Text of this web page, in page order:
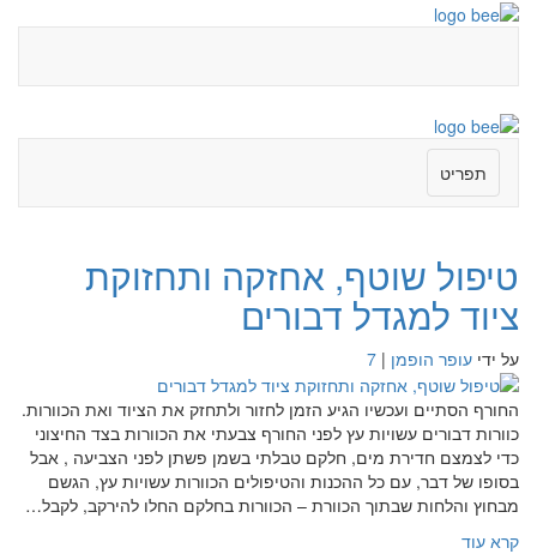
תפריט
טיפול שוטף, אחזקה ותחזוקת
ציוד למגדל דבורים
על ידי עופר הופמן |
7
החורף הסתיים ועכשיו הגיע הזמן לחזור ולתחזק את הציוד ואת הכוורות.
כוורות דבורים עשויות עץ לפני החורף צבעתי את הכוורות בצד החיצוני
כדי לצמצם חדירת מים, חלקם טבלתי בשמן פשתן לפני הצביעה , אבל
בסופו של דבר, עם כל ההכנות והטיפולים הכוורות עשויות עץ, הגשם
מבחוץ והלחות שבתוך הכוורת – הכוורות בחלקם החלו להירקב, לקבל…
קרא עוד